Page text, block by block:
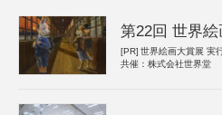
第22回 世界
[PR] 世界絵画大賞展 実
共催：株式会社世界堂